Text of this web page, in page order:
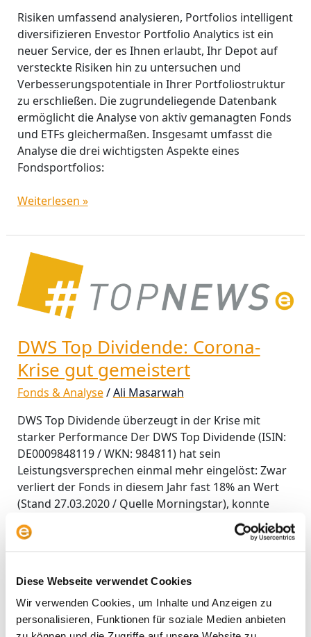
Diese Webseite verwendet Cookies
Wir verwenden Cookies, um Inhalte und Anzeigen zu
personalisieren, Funktionen für soziale Medien anbieten
Risiken umfassend analysieren, Portfolios intelligent
diversifizieren Envestor Portfolio Analytics ist ein
neuer Service, der es Ihnen erlaubt, Ihr Depot auf
versteckte Risiken hin zu untersuchen und
Verbesserungspotentiale in Ihrer Portfoliostruktur
zu erschließen. Die zugrundeliegende Datenbank
ermöglicht die Analyse von aktiv gemanagten Fonds
und ETFs gleichermaßen. Insgesamt umfasst die
Analyse die drei wichtigsten Aspekte eines
Fondsportfolios:
Weiterlesen »
DWS Top Dividende: Corona-
Krise gut gemeistert
Fonds & Analyse/Ali Masarwah
DWS Top Dividende überzeugt in der Krise mit
starker Performance Der DWS Top Dividende (ISIN:
DE0009848119 / WKN: 984811) hat sein
Leistungsversprechen einmal mehr eingelöst: Zwar
verliert der Fonds in diesem Jahr fast 18% an Wert
(Stand 27.03.2020 / Quelle Morningstar), konnte
damit aber sowohl die Morningstar-Kategorie als
auch den Morningstar-Vergleichsindex um rund 4
Prozent
DWS
Top
Dividende:
Corona-
gut
gemeistert
Weiterlesen »